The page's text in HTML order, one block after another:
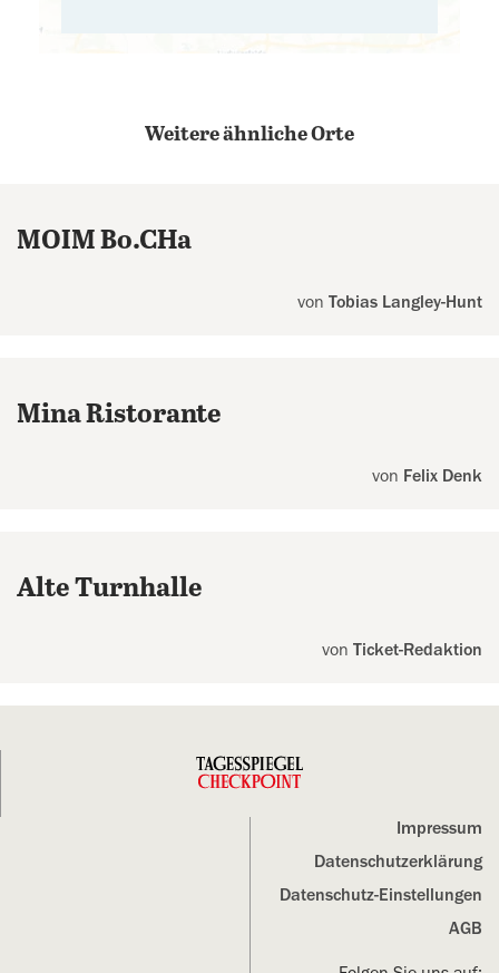
Weitere ähnliche Orte
MOIM Bo.CHa
von Tobias Langley-Hunt
Mina Ristorante
von Felix Denk
Alte Turnhalle
von Ticket-Redaktion
Impressum
Datenschutz­erklärung
Datenschutz-Einstellungen
AGB